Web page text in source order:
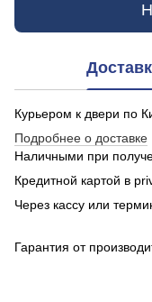
Курьером к двери по
Подробнее о доставке
Наличными при
Кредитной картой в
Через кассу или
Гарантия от